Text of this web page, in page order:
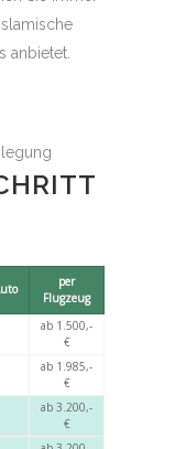
anbietet.
per
Flugzeug
ab 1.500,-
€
ab 1.985,-
€
ab 3.200,-
€